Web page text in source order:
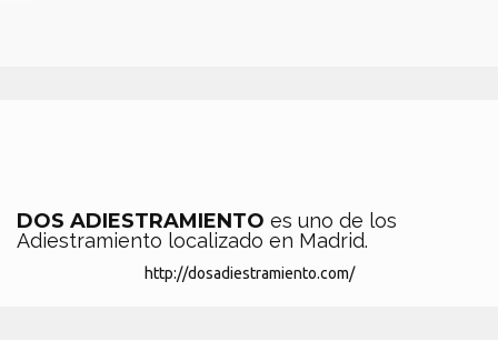
DOS ADIESTRAMIENTO es uno de los
Adiestramiento localizado en Madrid.
http://dosadiestramiento.com/